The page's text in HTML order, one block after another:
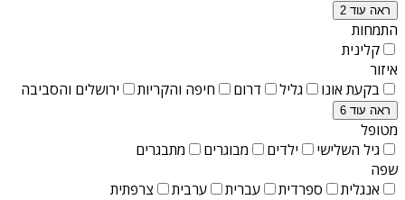
ראה עוד 2
התמחות
קלינית
איזור
בקעת אונו
גליל דרום חיפה והקריות ירושלים והסביבה
ראה עוד 6
מטופל
גיל השלישי
ילדים מבוגרים
מתבגרים
שפה
אנגלית
ספרדית עברית ערבית צרפתית